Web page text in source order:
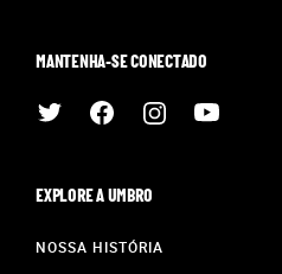
MANTENHA-SE CONECTADO
EXPLORE A UMBRO
NOSSA HISTÓRIA